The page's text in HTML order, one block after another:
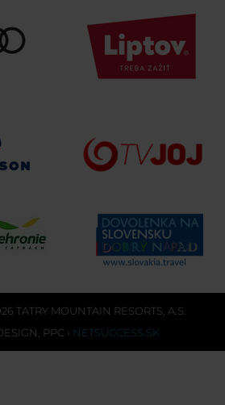
TATRY MOUNTAIN RESORTS, A.S.
PPC › NETSUCCESS.SK